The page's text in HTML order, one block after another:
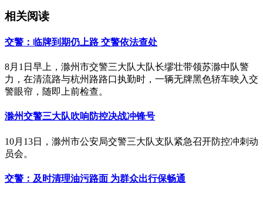
相关阅读
交警：临牌到期仍上路 交警依法查处
8月1日早上，滁州市交警三大队大队长缪壮带领苏滁中队警
力，在清流路与杭州路路口执勤时，一辆无牌黑色轿车映入交
警眼帘，随即上前检查。
滁州交警三大队吹响防控决战冲锋号
10月13日，滁州市公安局交警三大队支队紧急召开防控冲刺动
员会。
交警：及时清理油污路面 为群众出行保畅通